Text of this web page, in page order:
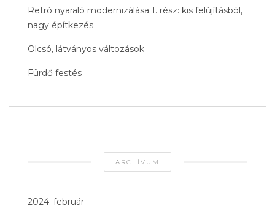
Retró nyaraló modernizálása 1. rész: kis felújításból,
nagy építkezés
Olcsó, látványos változások
Fürdő festés
ARCHÍVUM
2024. február